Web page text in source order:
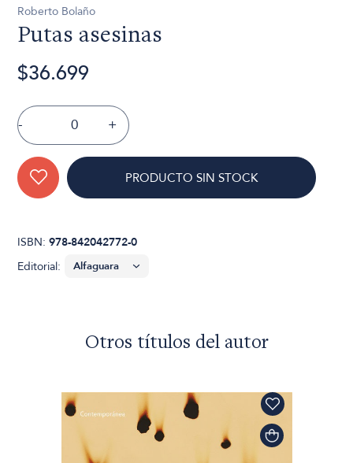
Roberto Bolaño
Putas asesinas
$36.699
- +
PRODUCTO SIN STOCK
ISBN:978-842042772-0
Editorial:
Otros títulos del autor